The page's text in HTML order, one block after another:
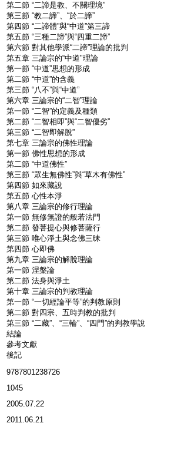
第二節 “二諦是教、不關理境”
第三節 “教二諦”、“於二諦”
第四節 “二諦體”與“中道”第三諦
第五節 “三種二諦”與“四重二諦”
第六節 對其他學派“二諦”理論的批判
第五章 三論宗的“中道"理論
第一節 “中道”思想的形成
第二節 “中道”的含義
第三節 “八不”與“中道”
第六章 三論宗的“二智”理論
第一節 “二智”的定義及種類
第二節 “二智相即”與“二智優劣”
第三節 “二智即解脫”
第七章 三論宗的佛性理論
第一節 佛性思想的形成
第二節 “中道佛性”
第三節 “眾生無佛性”與“草木有佛性”
第四節 如來藏說
第五節 心性本淨
第八章 三論宗的修行理論
第一節 無修無證的般若法門
第二節 發菩提心與修菩薩行
第三節 唯心淨土與念佛三昧
第四節 心即佛
第九章 三論宗的解脫理論
第一節 涅槃論
第二節 法身與淨土
第十章 三論宗的判教理論
第一節 “一切經論平等”的判教原則
第二節 對四宗、五時判教的批判
第三節 “二藏”、“三輪”、“四門”的判教學說
結論
參考文獻
後記
9787801238726
1045
2005.07.22
2011.06.21